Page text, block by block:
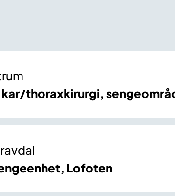
thoraxkirurgi,
Lofoten